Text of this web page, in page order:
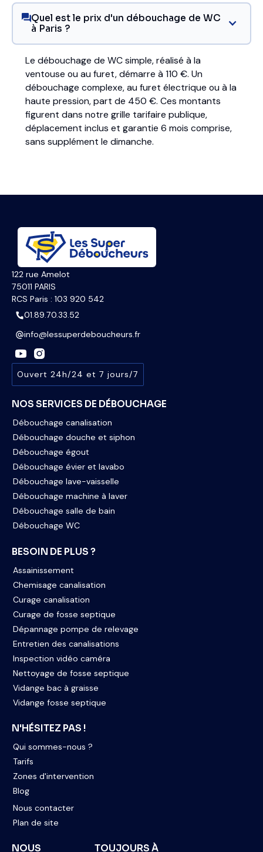
Quel est le prix d'un débouchage de WC
à Paris ?
Le débouchage de WC simple, réalisé à la
ventouse ou au furet, démarre à 110 €. Un
débouchage complexe, au furet électrique ou à la
haute pression, part de 450 €. Ces montants
figurent dans notre grille tarifaire publique,
déplacement inclus et garantie 6 mois comprise,
sans supplément le dimanche.
122 rue Amelot
75011 PARIS
RCS Paris : 103 920 542
01.89.70.33.52
info@lessuperdeboucheurs.fr
Ouvert 24h/24 et 7 jours/7
NOS SERVICES DE DÉBOUCHAGE
Débouchage canalisation
Débouchage douche et siphon
Débouchage égout
Débouchage évier et lavabo
Débouchage lave-vaisselle
Débouchage machine à laver
Débouchage salle de bain
Débouchage WC
BESOIN DE PLUS ?
Assainissement
Chemisage canalisation
Curage canalisation
Curage de fosse septique
Dépannage pompe de relevage
Entretien des canalisations
Inspection vidéo caméra
Nettoyage de fosse septique
Vidange bac à graisse
Vidange fosse septique
N'HÉSITEZ PAS !
Qui sommes-nous ?
Tarifs
Zones d'intervention
Blog
Nous contacter
Plan de site
NOUS
TOUJOURS À